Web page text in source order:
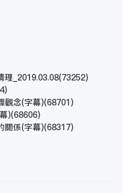
理_2019.03.08(73252)
觀念(字幕)(68701)
)(68606)
關係(字幕)(68317)